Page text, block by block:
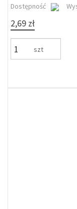
Dostępność
2,69 zł
szt